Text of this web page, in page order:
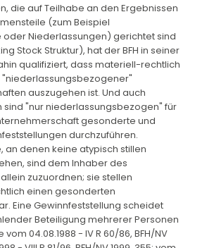
die auf Teilhabe an den Ergebnissen
(zum Beispiel
Niederlassungen) gerichtet sind
Stock Struktur), hat der BFH in seiner
qualifiziert, dass materiell-rechtlich
"niederlassungsbezogener"
auszugehen ist. Und auch
"nur niederlassungsbezogen" für
gesonderte und
durchzuführen.
an denen keine atypisch stillen
sind dem Inhaber des
zuzuordnen; sie stellen
einen gesonderten
Eine Gewinnfeststellung scheidet
Beteiligung mehrerer Personen
vom 04.08.1988 - IV R 60/86, BFH/NV